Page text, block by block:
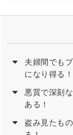
夫婦間でも
になり得る！
悪質で深刻
ある！
盗み見たも